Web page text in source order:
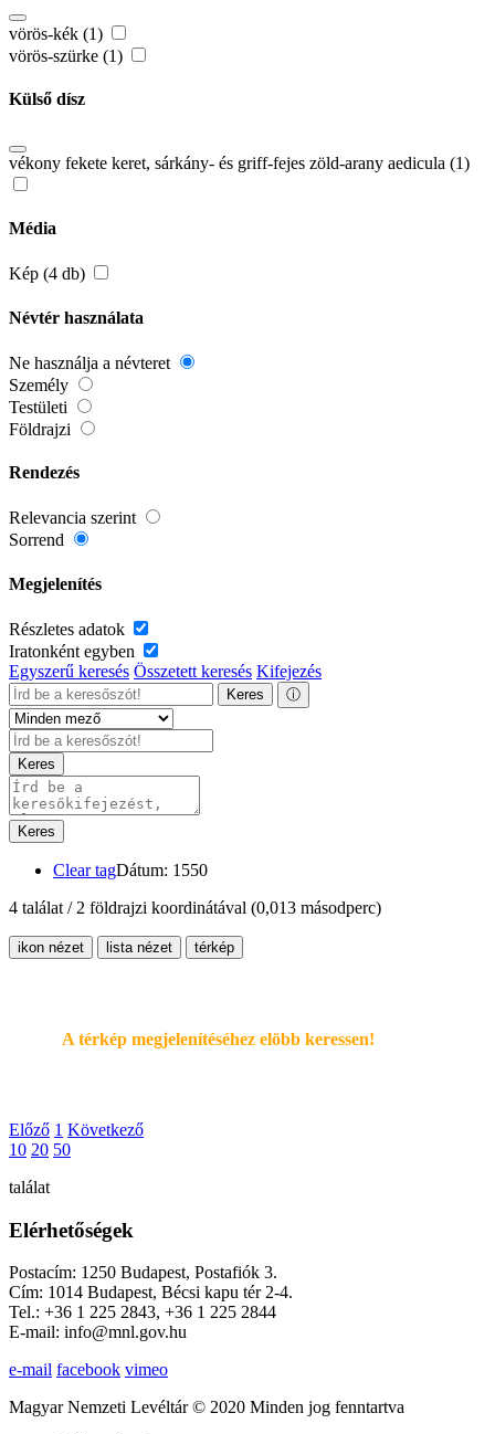
vörös-kék (1)
vörös-szürke (1)
Külső dísz
vékony fekete keret, sárkány- és griff-fejes zöld-arany aedicula (1)
Média
Kép (4 db)
Névtér használata
Ne használja a névteret
Személy
Testületi
Földrajzi
Rendezés
Relevancia szerint
Sorrend
Megjelenítés
Részletes adatok
Iratonként egyben
Egyszerű keresés Összetett keresés Kifejezés
Keres ⓘ
Keres
Keres
Clear tagDátum: 1550
4 találat / 2 földrajzi koordinátával (0,013 másodperc)
ikon nézet lista nézet térkép
A térkép megjelenítéséhez elöbb keressen!
Előző 1 Következő
10 20 50
találat
Elérhetőségek
Postacím: 1250 Budapest, Postafiók 3.
Cím: 1014 Budapest, Bécsi kapu tér 2-4.
Tel.: +36 1 225 2843, +36 1 225 2844
E-mail: info@mnl.gov.hu
e-mail facebook vimeo
Magyar Nemzeti Levéltár © 2020 Minden jog fenntartva